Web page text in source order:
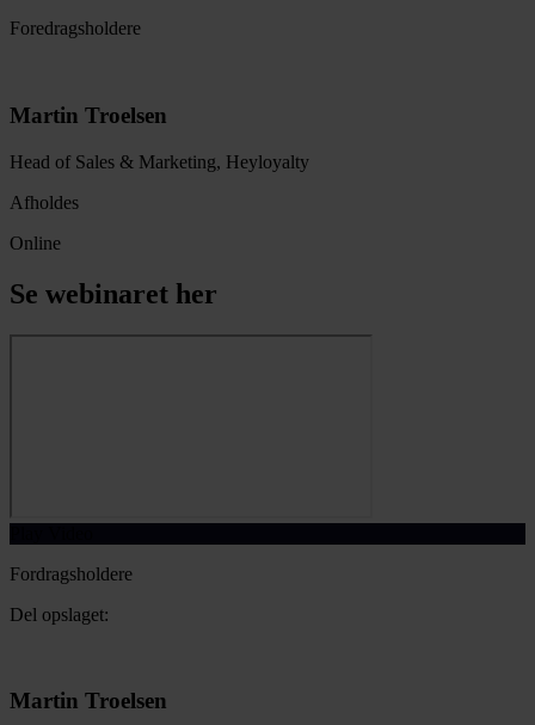
Foredragsholdere
Martin Troelsen
Head of Sales & Marketing, Heyloyalty
Afholdes
Online
Se webinaret her
Fordragsholdere
Del opslaget:
Martin Troelsen